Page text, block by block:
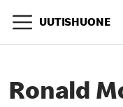
UUTISHUONE
Ronald